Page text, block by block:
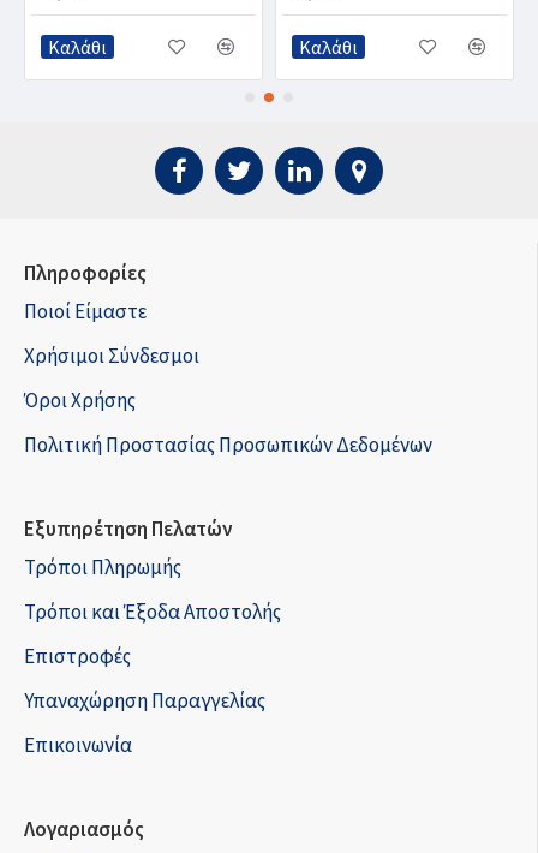
Καλάθι Καλάθι
Πληροφορίες
Ποιοί Είμαστε
Χρήσιμοι Σύνδεσμοι
Όροι Χρήσης
Πολιτική Προστασίας Προσωπικών Δεδομένων
Εξυπηρέτηση Πελατών
Τρόποι Πληρωμής
Τρόποι και Έξοδα Αποστολής
Επιστροφές
Υπαναχώρηση Παραγγελίας
Επικοινωνία
Λογαριασμός